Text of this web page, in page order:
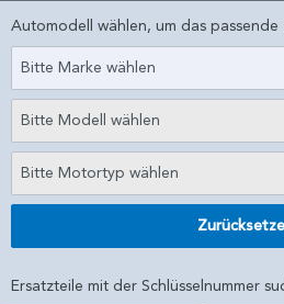
Automodell wählen, um das passende
Bitte Marke wählen
Bitte Modell wählen
Bitte Motortyp wählen
Ersatzteile mit der Schlüsselnummer